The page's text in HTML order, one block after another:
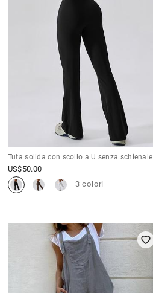
Tuta solida con scollo a U senza schienale
US$50.00
3 colori